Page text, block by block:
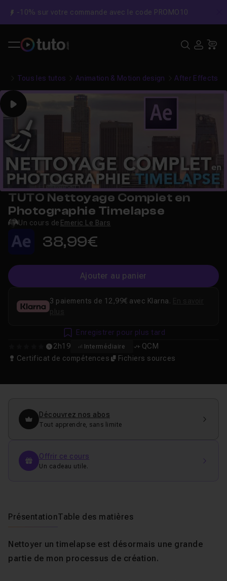
-10% sur votre commande avec le code PROMO10
Tous les tutos Animation & Motion design After Effects
Play
TUTO Nettoyage Complet en
Photographie Timelapse
Un cours de Emeric Le Bars
38,99€
Ajouter au panier
2h19 Intermédiaire
QCM
Certificat de compétences
Fichiers sources
3 paiements de 12,99€ avec Klarna.
Enregistrer pour plus tard
Découvrez nos abos
Tout apprendre, sans limite
Offrir ce cours
Un cadeau utile.
PrésentationTable des matières
Nettoyer un timelapse est désormais une grande
partie de mon processus de création.